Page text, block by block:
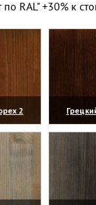
RAL" +30% к
2